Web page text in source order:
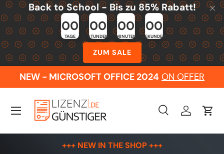
Skip to content
Back to School - Bis zu 85% Rabatt!
00
TAGE
00
STUNDEN
00
MINUTEN
00
SEKUNDEN
ZUM SALE
NEW - MICROSOFT OFFICE 2024 ON OFFER
Search
SearchLog inCart
Menu
+++ NEW IN THE SHOP +++